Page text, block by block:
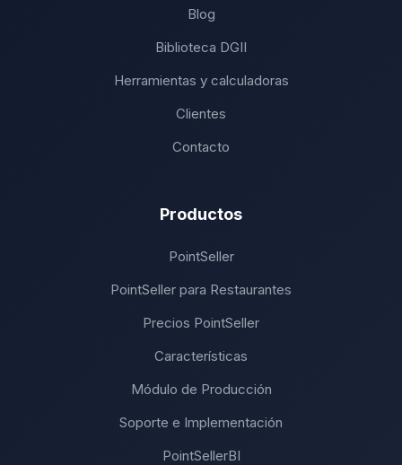
Blog
Biblioteca DGII
Herramientas y calculadoras
Clientes
Contacto
Productos
PointSeller
PointSeller para Restaurantes
Precios PointSeller
Características
Módulo de Producción
Soporte e Implementación
PointSellerBI